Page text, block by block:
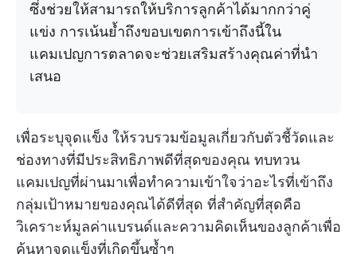
ซึ่งช่วยให้สามารถให้บริการลูกค้าได้มากกว่าคู่
แข่ง การเน้นย้ำถึงขอบเขตการเข้าถึงนี้ใน
แคมเปญการตลาดจะช่วยเสริมสร้างคุณค่าที่นำ
เสนอ
เพื่อระบุจุดแข็ง ให้รวบรวมข้อมูลเกี่ยวกับตัวชี้วัดและ
ช่องทางที่มีประสิทธิภาพดีที่สุดของคุณ ทบทวน
แคมเปญที่ผ่านมาเพื่อทำความเข้าใจว่าอะไรที่เข้าถึง
กลุ่มเป้าหมายของคุณได้ดีที่สุด ที่สำคัญที่สุดคือ
วิเคราะห์มูลค่าแบรนด์และความคิดเห็นของลูกค้าเพื่อ
ค้นหาจุดแข็งที่เกิดขึ้นซ้ำๆ